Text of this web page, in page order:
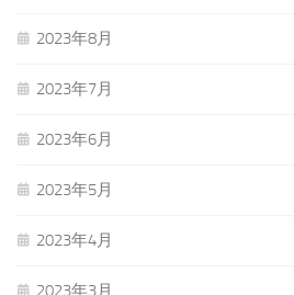
2023年8月
2023年7月
2023年6月
2023年5月
2023年4月
2023年3月